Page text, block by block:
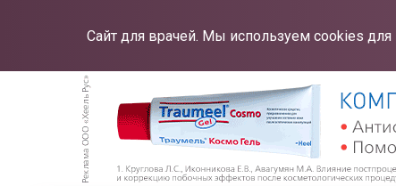
Сайт для врачей. Мы используем cookies для